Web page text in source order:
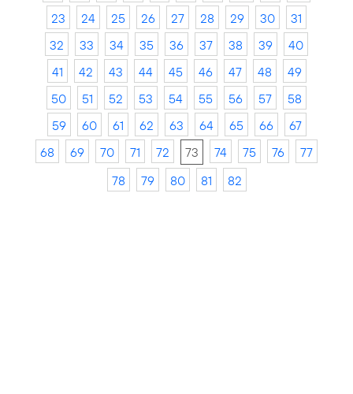
23
24 25 26 27 28 29 30
31
32
33 34 35 36 37 38 39
40
41
42 43 44 45 46 47 48
49
50
51 52 53 54 55 56 57
58
59
60 61 62 63 64 65 66
67
68
69 70 71 72 73 74 75 76
77
78
79 80 81 82